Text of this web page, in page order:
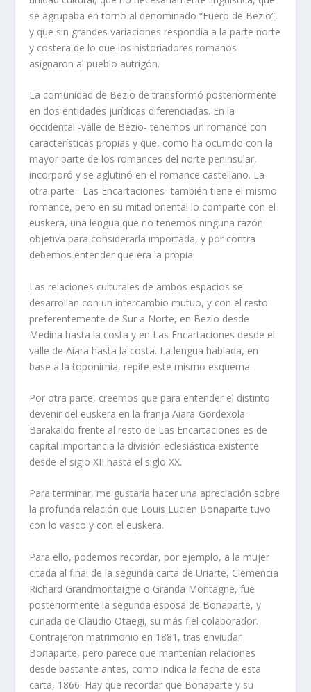
se agrupaba en torno al denominado “Fuero de Bezio”,
y que sin grandes variaciones respondía a la parte norte
y costera de lo que los historiadores romanos
asignaron al pueblo autrigón.
La comunidad de Bezio de transformó posteriormente
en dos entidades jurídicas diferenciadas. En la
occidental -valle de Bezio- tenemos un romance con
características propias y que, como ha ocurrido con la
mayor parte de los romances del norte peninsular,
incorporó y se aglutinó en el romance castellano. La
otra parte –Las Encartaciones- también tiene el mismo
romance, pero en su mitad oriental lo comparte con el
euskera, una lengua que no tenemos ninguna razón
objetiva para considerarla importada, y por contra
debemos entender que era la propia.
Las relaciones culturales de ambos espacios se
desarrollan con un intercambio mutuo, y con el resto
preferentemente de Sur a Norte, en Bezio desde
Medina hasta la costa y en Las Encartaciones desde el
valle de Aiara hasta la costa. La lengua hablada, en
base a la toponimia, repite este mismo esquema.
Por otra parte, creemos que para entender el distinto
devenir del euskera en la franja Aiara-Gordexola-
Barakaldo frente al resto de Las Encartaciones es de
capital importancia la división eclesiástica existente
desde el siglo XII hasta el siglo XX.
Para terminar, me gustaría hacer una apreciación sobre
la profunda relación que Louis Lucien Bonaparte tuvo
con lo vasco y con el euskera.
Para ello, podemos recordar, por ejemplo, a la mujer
citada al final de la segunda carta de Uriarte, Clemencia
Richard Grandmontaigne o Granda Montagne, fue
posteriormente la segunda esposa de Bonaparte, y
cuñada de Claudio Otaegi, su más fiel colaborador.
Contrajeron matrimonio en 1881, tras enviudar
Bonaparte, pero parece que mantenían relaciones
desde bastante antes, como indica la fecha de esta
carta, 1866. Hay que recordar que Bonaparte y su